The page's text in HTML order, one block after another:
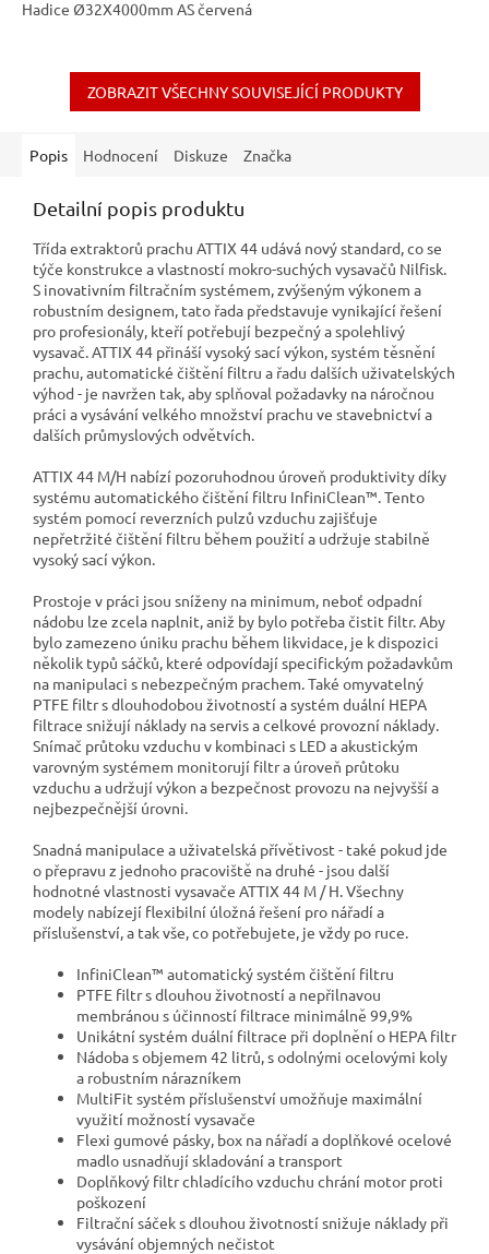
Hadice Ø32X4000mm AS červená
ZOBRAZIT VŠECHNY SOUVISEJÍCÍ PRODUKTY
Popis Hodnocení Diskuze Značka
Detailní popis produktu
Třída extraktorů prachu ATTIX 44 udává nový standard, co se
týče konstrukce a vlastností mokro-suchých vysavačů Nilfisk.
S inovativním filtračním systémem, zvýšeným výkonem a
robustním designem, tato řada představuje vynikající řešení
pro profesionály, kteří potřebují bezpečný a spolehlivý
vysavač. ATTIX 44 přináší vysoký sací výkon, systém těsnění
prachu, automatické čištění filtru a řadu dalších uživatelských
výhod - je navržen tak, aby splňoval požadavky na náročnou
práci a vysávání velkého množství prachu ve stavebnictví a
dalších průmyslových odvětvích.
ATTIX 44 M/H nabízí pozoruhodnou úroveň produktivity díky
systému automatického čištění filtru InfiniClean™. Tento
systém pomocí reverzních pulzů vzduchu zajišťuje
nepřetržité čištění filtru během použití a udržuje stabilně
vysoký sací výkon.
Prostoje v práci jsou sníženy na minimum, neboť odpadní
nádobu lze zcela naplnit, aniž by bylo potřeba čistit filtr. Aby
bylo zamezeno úniku prachu během likvidace, je k dispozici
několik typů sáčků, které odpovídají specifickým požadavkům
na manipulaci s nebezpečným prachem. Také omyvatelný
PTFE filtr s dlouhodobou životností a systém duální HEPA
filtrace snižují náklady na servis a celkové provozní náklady.
Snímač průtoku vzduchu v kombinaci s LED a akustickým
varovným systémem monitorují filtr a úroveň průtoku
vzduchu a udržují výkon a bezpečnost provozu na nejvyšší a
nejbezpečnější úrovni.
Snadná manipulace a uživatelská přívětivost - také pokud jde
o přepravu z jednoho pracoviště na druhé - jsou další
hodnotné vlastnosti vysavače ATTIX 44 M / H. Všechny
modely nabízejí flexibilní úložná řešení pro nářadí a
příslušenství, a tak vše, co potřebujete, je vždy po ruce.
InfiniClean™ automatický systém čištění filtru
PTFE filtr s dlouhou životností a nepřilnavou
membránou s účinností filtrace minimálně 99,9%
Unikátní systém duální filtrace při doplnění o HEPA filtr
Nádoba s objemem 42 litrů, s odolnými ocelovými koly
a robustním nárazníkem
MultiFit systém příslušenství umožňuje maximální
využití možností vysavače
Flexi gumové pásky, box na nářadí a doplňkové ocelové
madlo usnadňují skladování a transport
Doplňkový filtr chladícího vzduchu chrání motor proti
poškození
Filtrační sáček s dlouhou životností snižuje náklady při
vysávání objemných nečistot